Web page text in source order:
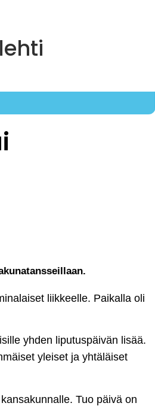
liikkeelle. Paikalla oli
yhden liputuspäivän lisää.
yleiset ja yhtäläiset
Tuo päivä on